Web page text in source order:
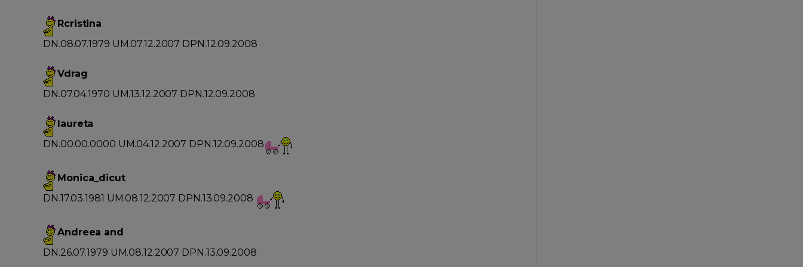
Rcristina
DN.08.07.1979 UM.07.12.2007 DPN.12.09.2008
Vdrag
DN.07.04.1970 UM.13.12.2007 DPN.12.09.2008
laureta
DN.00.00.0000 UM.04.12.2007 DPN.12.09.2008
Monica_dicut
DN.17.03.1981 UM.08.12.2007 DPN.13.09.2008
Andreea and
DN.26.07.1979 UM.08.12.2007 DPN.13.09.2008